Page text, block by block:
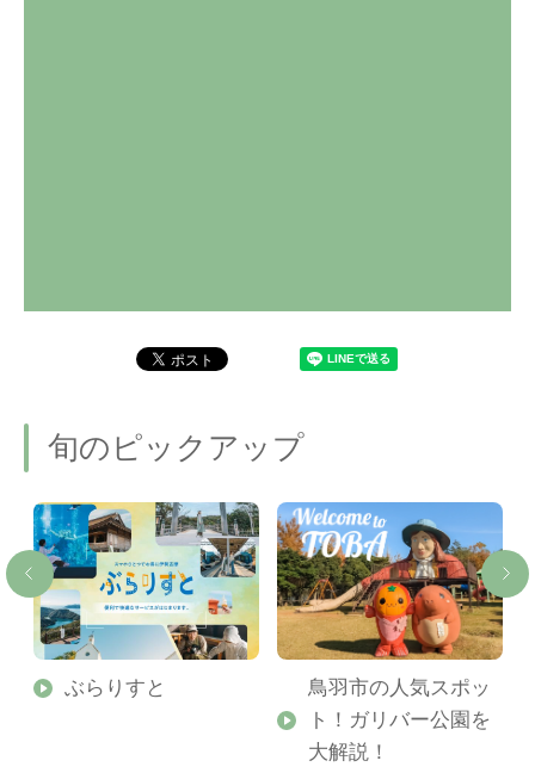
旬のピックアップ
ぶらりすと
鳥羽市の人気スポッ
ト！ガリバー公園を
大解説！